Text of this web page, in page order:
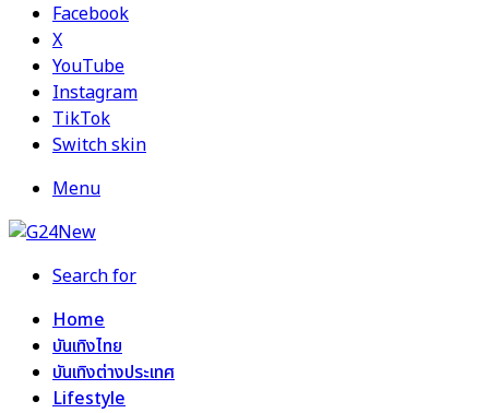
Facebook
X
YouTube
Instagram
TikTok
Switch skin
Menu
Search for
Home
บันเทิงไทย
บันเทิงต่างประเทศ
Lifestyle